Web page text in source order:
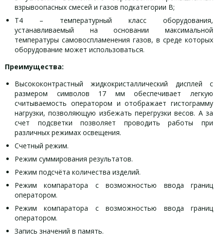
взрывоопасных смесей и газов подкатегории B;
T4 – температурный класс оборудования,
устанавливаемый на основании максимальной
температуры самовоспламенения газов, в среде которых
оборудование может использоваться.
Преимущества:
Высококонтрастный жидкокристаллический дисплей с
размером символов 17 мм обеспечивает легкую
считываемость оператором и отображает гистограмму
нагрузки, позволяющую избежать перегрузки весов. А за
счет подсветки позволяет проводить работы при
различных режимах освещения.
Счетный режим.
Режим суммирования результатов.
Режим подсчёта количества изделий.
Режим компаратора с возможностью ввода границ
оператором.
Режим компаратора с возможностью ввода границ
оператором.
Запись значений в память.